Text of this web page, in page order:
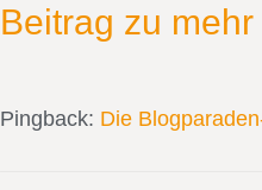
Beitrag zu
Pingback: Die